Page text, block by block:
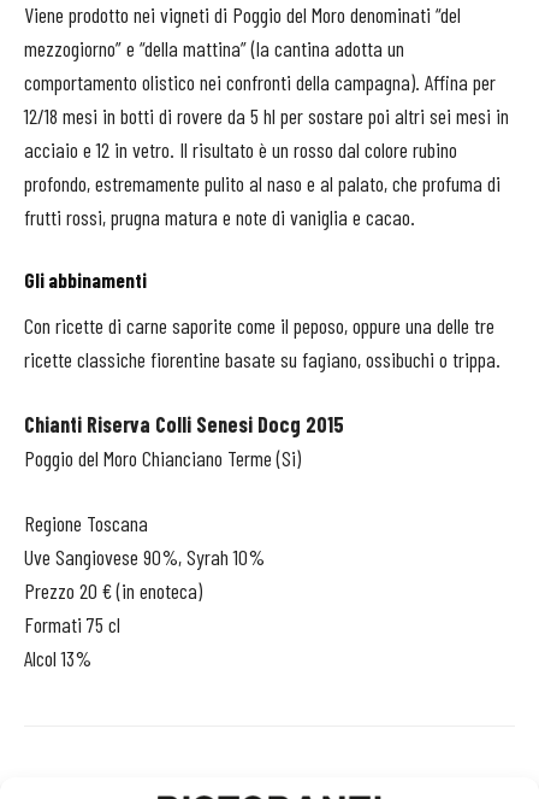
Viene prodotto nei vigneti di Poggio del Moro denominati “del
mezzogiorno” e “della mattina” (la cantina adotta un
comportamento olistico nei confronti della campagna). Affina per
12/18 mesi in botti di rovere da 5 hl per sostare poi altri sei mesi in
acciaio e 12 in vetro. Il risultato è un rosso dal colore rubino
profondo, estremamente pulito al naso e al palato, che profuma di
frutti rossi, prugna matura e note di vaniglia e cacao.
Gli abbinamenti
Con ricette di carne saporite come il peposo, oppure una delle tre
ricette classiche fiorentine basate su fagiano, ossibuchi o trippa.
Chianti Riserva Colli Senesi Docg 2015
Poggio del Moro Chianciano Terme (Si)
Regione Toscana
Uve Sangiovese 90%, Syrah 10%
Prezzo 20 € (in enoteca)
Formati 75 cl
Alcol 13%